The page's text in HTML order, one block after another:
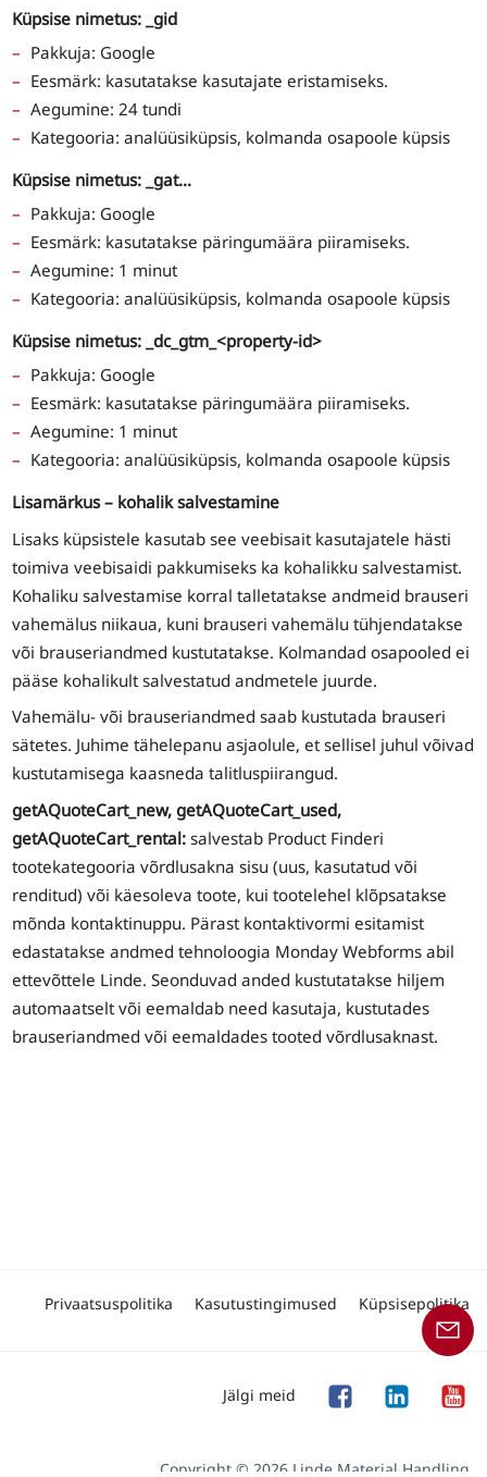
Küpsise nimetus: _gid
Pakkuja: Google
Eesmärk: kasutatakse kasutajate eristamiseks.
Aegumine: 24 tundi
Kategooria: analüüsiküpsis, kolmanda osapoole küpsis
Küpsise nimetus: _gat…
Pakkuja: Google
Eesmärk: kasutatakse päringumäära piiramiseks.
Aegumine: 1 minut
Kategooria: analüüsiküpsis, kolmanda osapoole küpsis
Küpsise nimetus: _dc_gtm_<property-id>
Pakkuja: Google
Eesmärk: kasutatakse päringumäära piiramiseks.
Aegumine: 1 minut
Kategooria: analüüsiküpsis, kolmanda osapoole küpsis
Lisamärkus – kohalik salvestamine
Lisaks küpsistele kasutab see veebisait kasutajatele hästi
toimiva veebisaidi pakkumiseks ka kohalikku salvestamist.
Kohaliku salvestamise korral talletatakse andmeid brauseri
vahemälus niikaua, kuni brauseri vahemälu tühjendatakse
või brauseriandmed kustutatakse. Kolmandad osapooled ei
pääse kohalikult salvestatud andmetele juurde.
Vahemälu- või brauseriandmed saab kustutada brauseri
sätetes. Juhime tähelepanu asjaolule, et sellisel juhul võivad
kustutamisega kaasneda talitluspiirangud.
getAQuoteCart_new, getAQuoteCart_used,
getAQuoteCart_rental: salvestab Product Finderi
tootekategooria võrdlusakna sisu (uus, kasutatud või
renditud) või käesoleva toote, kui tootelehel klõpsatakse
mõnda kontaktinuppu. Pärast kontaktivormi esitamist
edastatakse andmed tehnoloogia Monday Webforms abil
ettevõttele Linde. Seonduvad anded kustutatakse hiljem
automaatselt või eemaldab need kasutaja, kustutades
brauseriandmed või eemaldades tooted võrdlusaknast.
Privaatsuspolitika Kasutustingimused Küpsisepolitika
Jälgi meid
Copyright © 2026 Linde Material Handling